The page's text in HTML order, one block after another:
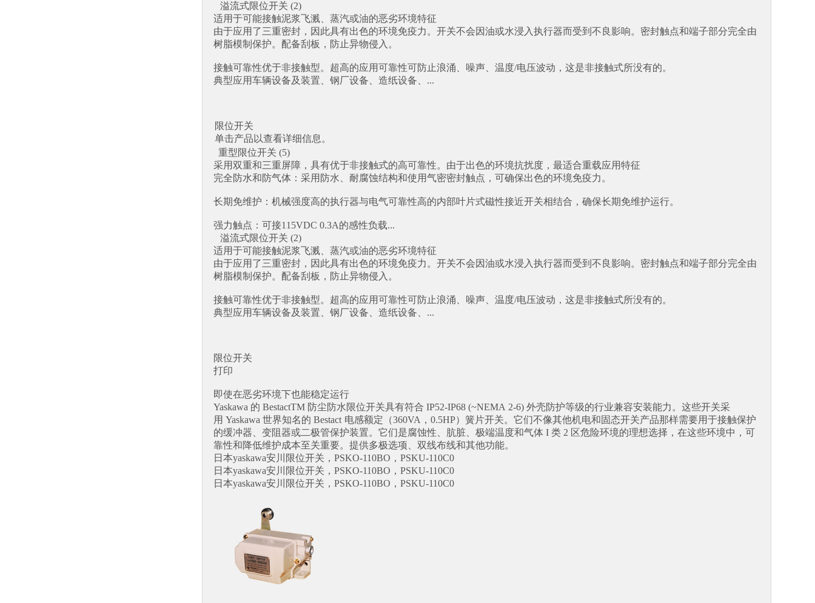
溢流式限位开关 (2)
适用于可能接触泥浆飞溅、蒸汽或油的恶劣环境特征
由于应用了三重密封，因此具有出色的环境免疫力。开关不会因油或水浸入执行器而受到不良影响。密封触点和端子部分完全由
树脂模制保护。配备刮板，防止异物侵入。
接触可靠性优于非接触型。超高的应用可靠性可防止浪涌、噪声、温度/电压波动，这是非接触式所没有的。
典型应用车辆设备及装置、钢厂设备、造纸设备、...
限位开关
单击产品以查看详细信息。
重型限位开关 (5)
采用双重和三重屏障，具有优于非接触式的高可靠性。由于出色的环境抗扰度，最适合重载应用特征
完全防水和防气体：采用防水、耐腐蚀结构和使用气密密封触点，可确保出色的环境免疫力。
长期免维护：机械强度高的执行器与电气可靠性高的内部叶片式磁性接近开关相结合，确保长期免维护运行。
强力触点：可接115VDC 0.3A的感性负载...
溢流式限位开关 (2)
适用于可能接触泥浆飞溅、蒸汽或油的恶劣环境特征
由于应用了三重密封，因此具有出色的环境免疫力。开关不会因油或水浸入执行器而受到不良影响。密封触点和端子部分完全由
树脂模制保护。配备刮板，防止异物侵入。
接触可靠性优于非接触型。超高的应用可靠性可防止浪涌、噪声、温度/电压波动，这是非接触式所没有的。
典型应用车辆设备及装置、钢厂设备、造纸设备、...
限位开关
打印
即使在恶劣环境下也能稳定运行
Yaskawa 的 BestactTM 防尘防水限位开关具有符合 IP52-IP68 (~NEMA 2-6) 外壳防护等级的行业兼容安装能力。这些开关采
用 Yaskawa 世界知名的 Bestact 电感额定（360VA，0.5HP）簧片开关。它们不像其他机电和固态开关产品那样需要用于接触保护
的缓冲器、变阻器或二极管保护装置。它们是腐蚀性、肮脏、极端温度和气体 I 类 2 区危险环境的理想选择，在这些环境中，可
靠性和降低维护成本至关重要。提供多极选项、双线布线和其他功能。
日本yaskawa安川限位开关，PSKO-110BO，PSKU-110C0
日本yaskawa安川限位开关，PSKO-110BO，PSKU-110C0
日本yaskawa安川限位开关，PSKO-110BO，PSKU-110C0